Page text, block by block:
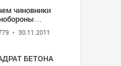
чиновники
ВВС?
• 30.11.2011
БЕТОНА